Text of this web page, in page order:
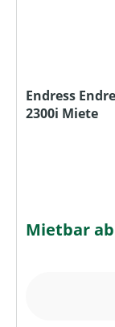
Endress
2300i Miete
Mietbar ab